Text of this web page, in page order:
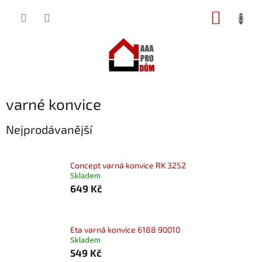
varné konvice
Nejprodávanější
Concept varná konvice RK 3252
Skladem
649 Kč
Eta varná konvice 6188 90010
Skladem
549 Kč